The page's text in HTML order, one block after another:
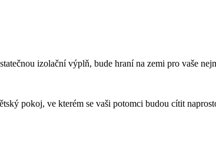
izolační výplň, bude hraní na zemi pro vaše
pokoj, ve kterém se vaši potomci budou cítit